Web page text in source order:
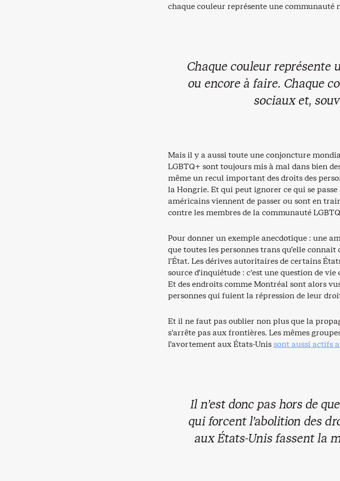
chaque couleur représente une communauté
Chaque couleur représente
ou encore à faire. Chaque
sociaux et,
Mais il y a aussi toute une conjoncture
LGBTQ+ sont toujours mis à mal dans bien
même un recul important des droits des
la Hongrie. Et qui peut ignorer ce qui se
américains viennent de passer ou sont en
contre les membres de la communauté
Pour donner un exemple anecdotique : une
que toutes les personnes trans qu’elle
l’État. Les dérives autoritaires de certains
source d’inquiétude : c’est une question de
Et des endroits comme Montréal sont alors
personnes qui fuient la répression de leur
Et il ne faut pas oublier non plus que la
s’arrête pas aux frontières. Les mêmes
l’avortement aux États-Unissont aussi actifs
Il n’est donc pas hors de
qui forcent l’abolition des
aux États-Unis fassent la